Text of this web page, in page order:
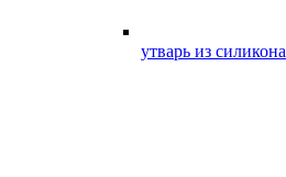
утварь из силикона